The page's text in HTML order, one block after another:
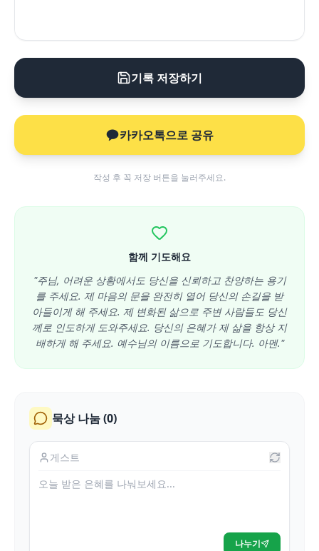
기록 저장하기
카카오톡으로 공유
작성 후 꼭 저장 버튼을 눌러주세요.
함께 기도해요
"주님, 어려운 상황에서도 당신을 신뢰하고 찬양하는 용기
를 주세요. 제 마음의 문을 완전히 열어 당신의 손길을 받
아들이게 해 주세요. 제 변화된 삶으로 주변 사람들도 당신
께로 인도하게 도와주세요. 당신의 은혜가 제 삶을 항상 지
배하게 해 주세요. 예수님의 이름으로 기도합니다. 아멘."
묵상 나눔 (0)
나누기